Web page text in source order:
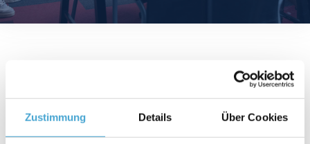
Zustimmung Details Über Cookies
Objectivos de aprendizagem